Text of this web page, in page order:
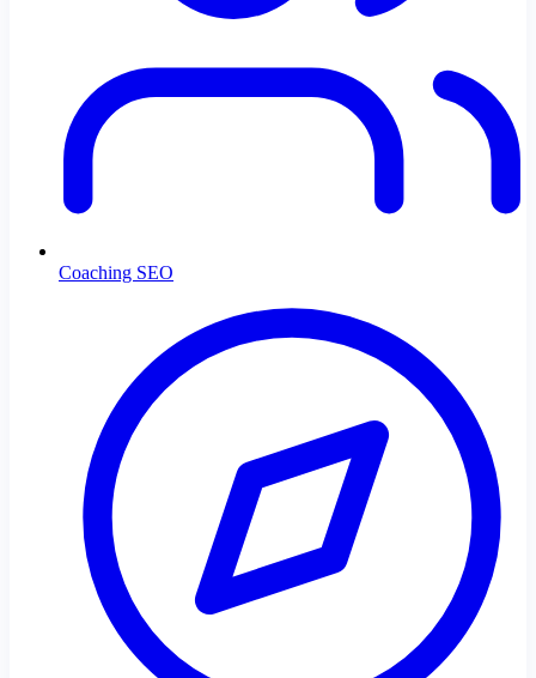
Coaching SEO